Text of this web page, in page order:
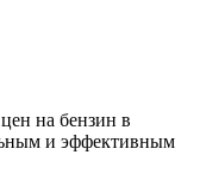
на бензин в
и эффективным